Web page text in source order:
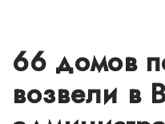
66 домов
возвели в